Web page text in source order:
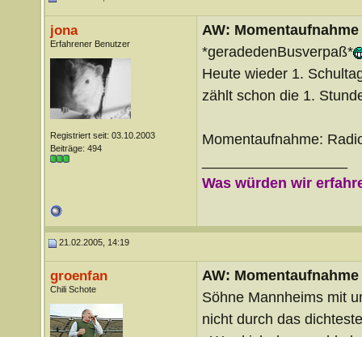
jona
Erfahrener Benutzer
Registriert seit: 03.10.2003
Beiträge: 494
AW: Momentaufnahme
*geradedenBusverpaß*
Heute wieder 1.
zählt schon die 1.
Momentaufnahme:
Was würden wir
21.02.2005, 14:19
groenfan
Chili Schote
AW: Momentaufnahme
Söhne Mannheims mit
nicht durch das